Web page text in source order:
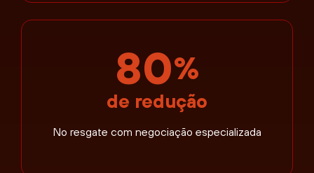
80%
de redução
No resgate com negociação especializada